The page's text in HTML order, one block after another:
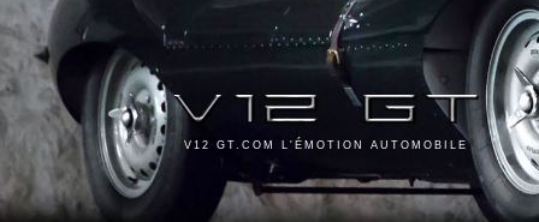
V12 GT.COM L'ÉMOTION AUTOMOBILE